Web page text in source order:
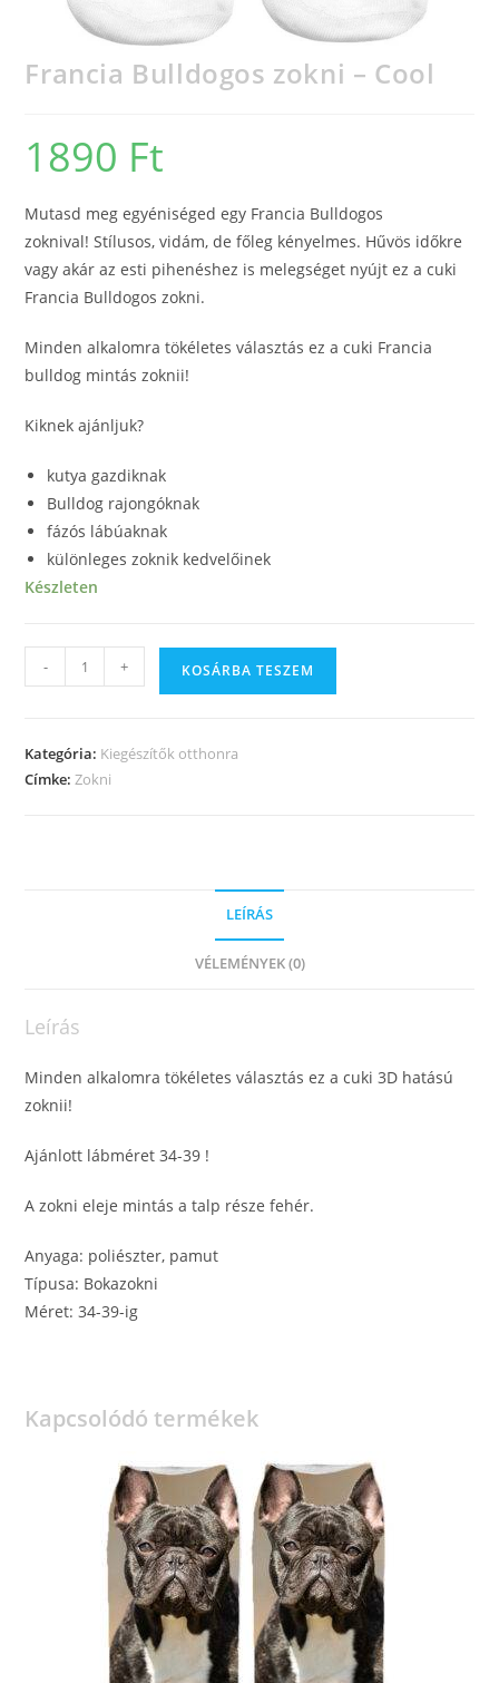
Francia Bulldogos zokni – Cool
1890 Ft
Mutasd meg egyéniséged egy Francia Bulldogos
zoknival! Stílusos, vidám, de főleg kényelmes. Hűvös időkre
vagy akár az esti pihenéshez is melegséget nyújt ez a cuki
Francia Bulldogos zokni.
Minden alkalomra tökéletes választás ez a cuki Francia
bulldog mintás zoknii!
Kiknek ajánljuk?
kutya gazdiknak
Bulldog rajongóknak
fázós lábúaknak
különleges zoknik kedvelőinek
Készleten
- + KOSÁRBA TESZEM
Kategória: Kiegészítők otthonra
Címke:Zokni
LEÍRÁS
VÉLEMÉNYEK (0)
Leírás
Minden alkalomra tökéletes választás ez a cuki 3D hatású
zoknii!
Ajánlott lábméret 34-39 !
A zokni eleje mintás a talp része fehér.
Anyaga: poliészter, pamut
Típusa: Bokazokni
Méret: 34-39-ig
Kapcsolódó termékek